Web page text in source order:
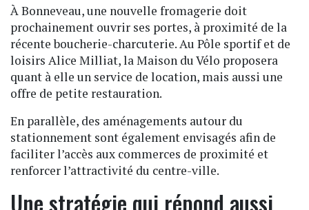
À Bonneveau, une nouvelle fromagerie doit
prochainement ouvrir ses portes, à proximité de la
récente boucherie-charcuterie. Au Pôle sportif et de
loisirs Alice Milliat, la Maison du Vélo proposera
quant à elle un service de location, mais aussi une
offre de petite restauration.
En parallèle, des aménagements autour du
stationnement sont également envisagés afin de
faciliter l’accès aux commerces de proximité et
renforcer l’attractivité du centre-ville.
Une stratégie qui répond aussi